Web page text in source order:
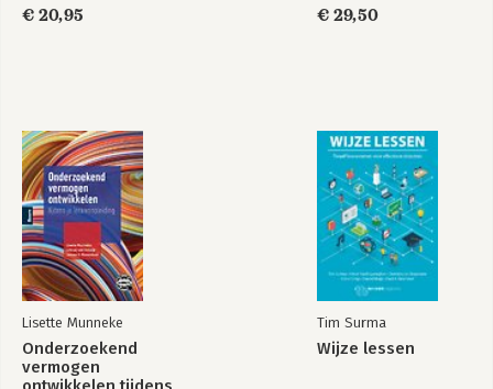
€ 20,95
€ 29,50
Lisette Munneke
Onderzoekend
vermogen
Tim Surma
Wijze lessen